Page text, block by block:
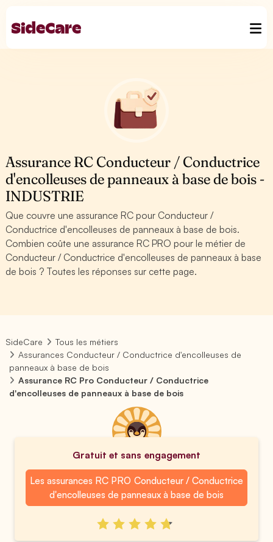
Assurance RC Conducteur / Conductrice
d'encolleuses de panneaux à base de bois -
INDUSTRIE
Que couvre une assurance RC pour Conducteur /
Conductrice d'encolleuses de panneaux à base de bois.
Combien coûte une assurance RC PRO pour le métier de
Conducteur / Conductrice d'encolleuses de panneaux à base
de bois ? Toutes les réponses sur cette page.
SideCare
Tous les métiers
Assurances Conducteur / Conductrice d'encolleuses de
panneaux à base de bois
Assurance RC Pro Conducteur / Conductrice
d'encolleuses de panneaux à base de bois
Gratuit et sans engagement
Les assurances RC PRO Conducteur / Conductrice
d'encolleuses de panneaux à base de bois